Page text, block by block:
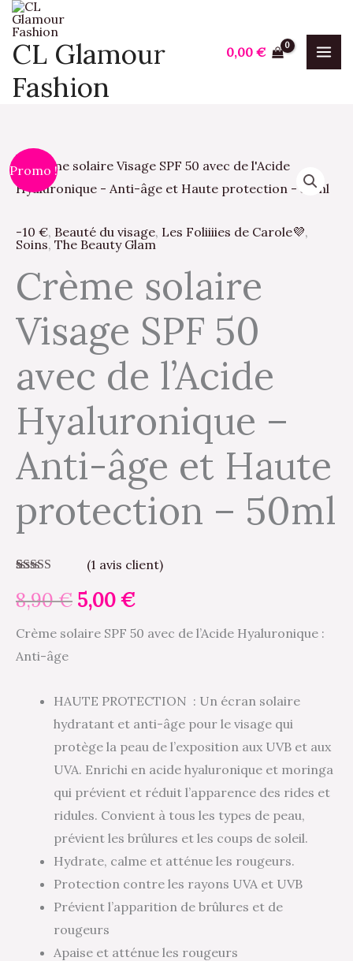
Aller
au
contenu
CL Glamour
Fashion
0,00€
Promo !
-10 €, Beauté du visage, Les Foliiiies de Carole💜,
Soins, The Beauty Glam
Crème solaire
Visage SPF 50
avec de l’Acide
Hyaluronique –
Anti-âge et Haute
protection – 50ml
5 basé sur
notation
(1 avis client)
8,90€
Le
initial
était :
5,00€
Le
actuel
est :
Crème solaire SPF 50 avec de l’Acide Hyaluronique :
Anti-âge
HAUTE PROTECTION : Un écran solaire
hydratant et anti-âge pour le visage qui
protège la peau de l’exposition aux UVB et aux
UVA. Enrichi en acide hyaluronique et moringa
qui prévient et réduit l’apparence des rides et
ridules. Convient à tous les types de peau,
prévient les brûlures et les coups de soleil.
Hydrate, calme et atténue les rougeurs.
Protection contre les rayons UVA et UVB
Prévient l’apparition de brûlures et de
rougeurs
Apaise et atténue les rougeurs
quantité
de
solaire
Visage
SPF
50
avec
de
l'Acide
Hyaluronique
Anti-
âge
Haute
protection